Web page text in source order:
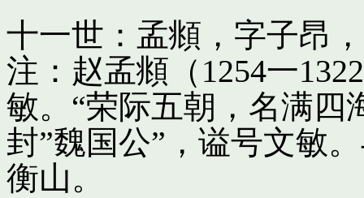
十一世：孟頫，字子昂
注：赵孟頫（1254一
敏。“荣际五朝，名满四
封”魏国公”，谥号文敏
衡山。